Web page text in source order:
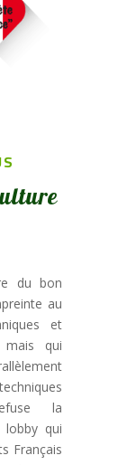
du bon
au
et
mais qui
la
qui
Français